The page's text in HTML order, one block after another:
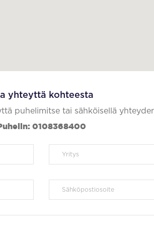
yhteyttä kohteesta
puhelimitse tai sähköisellä
0108368400